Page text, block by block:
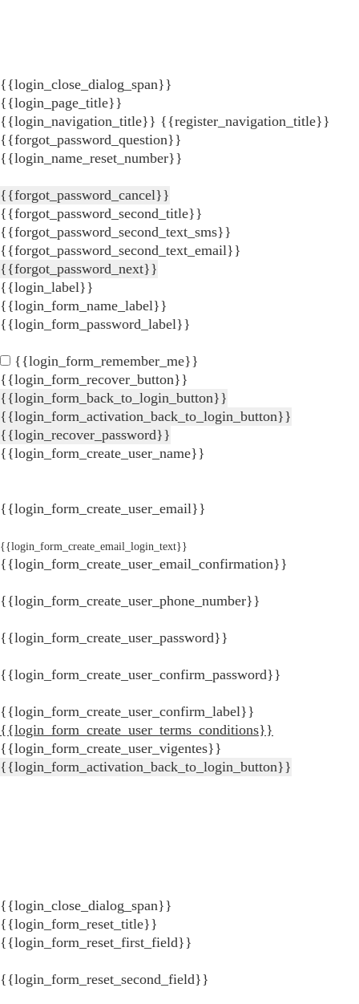
{{login_close_dialog_span}}
{{login_page_title}}
{{login_navigation_title}} {{register_navigation_title}}
{{forgot_password_question}}
{{login_name_reset_number}}
{{forgot_password_cancel}}
{{forgot_password_second_title}}
{{forgot_password_second_text_sms}}
{{forgot_password_second_text_email}}
{{forgot_password_next}}
{{login_label}}
{{login_form_name_label}}
{{login_form_password_label}}
{{login_form_remember_me}}
{{login_form_recover_button}}
{{login_form_back_to_login_button}}
{{login_form_activation_back_to_login_button}}
{{login_recover_password}}
{{login_form_create_user_name}}
{{login_form_create_user_email}}
{{login_form_create_email_login_text}}
{{login_form_create_user_email_confirmation}}
{{login_form_create_user_phone_number}}
{{login_form_create_user_password}}
{{login_form_create_user_confirm_password}}
{{login_form_create_user_confirm_label}}
{{login_form_create_user_terms_conditions}}
{{login_form_create_user_vigentes}}
{{login_form_activation_back_to_login_button}}
{{login_close_dialog_span}}
{{login_form_reset_title}}
{{login_form_reset_first_field}}
{{login_form_reset_second_field}}